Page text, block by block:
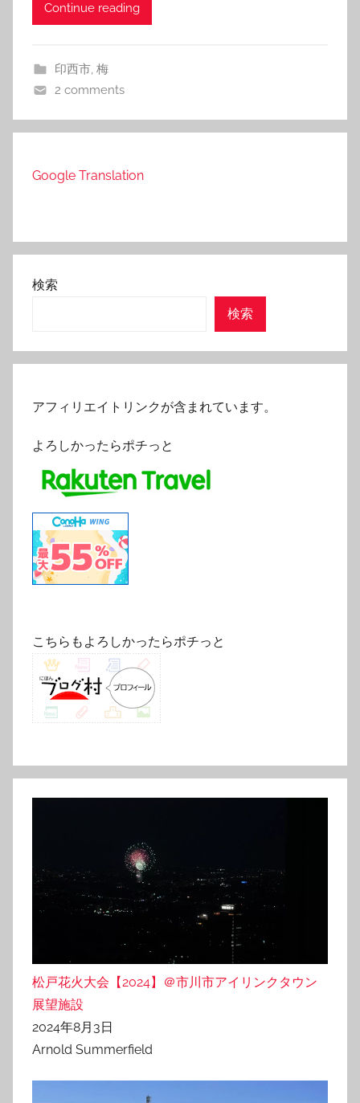
Continue reading
印西市, 梅
2 comments
Google Translation
検索
検索
アフィリエイトリンクが含まれています。
よろしかったらポチっと
こちらもよろしかったらポチっと
松戸花火大会【2024】＠市川市アイリンクタウン
展望施設
2024年8月3日
Arnold Summerfield